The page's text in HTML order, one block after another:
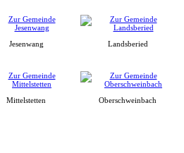
Jesenwang Landsberied
Mittelstetten Oberschweinbach